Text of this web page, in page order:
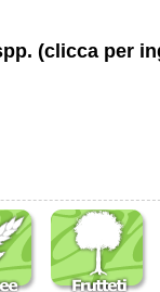
(clicca per